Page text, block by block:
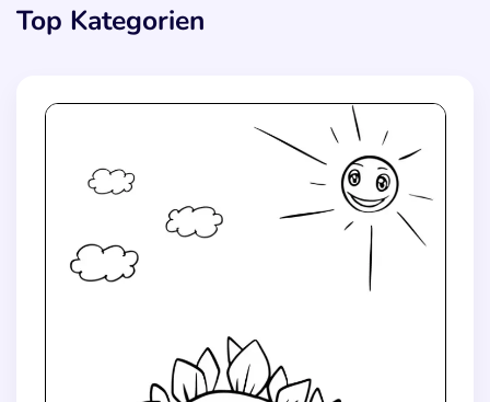
Top Kategorien